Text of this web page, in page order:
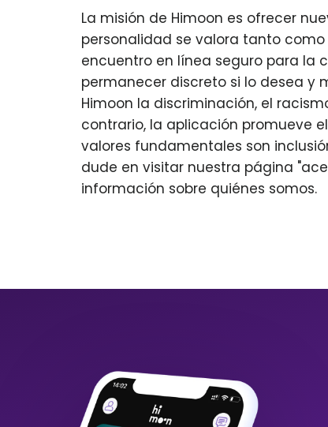
La misión de Himoon es ofrecer
personalidad se valora tanto
encuentro en línea seguro para la
permanecer discreto si lo desea y
Himoon la discriminación, el
contrario, la aplicación promueve
valores fundamentales son
dude en visitar nuestra página
información sobre quiénes somos.